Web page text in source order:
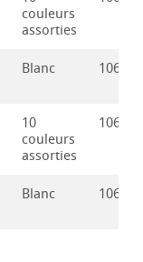
couleurs
assorties
Blanc
10
couleurs
assorties
Blanc